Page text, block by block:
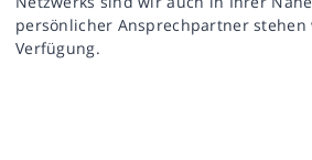
persönlicher Ansprechpartner
Verfügung.